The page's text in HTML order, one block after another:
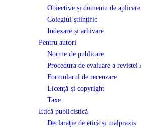
Obiective și domeniu de aplicare
Colegiul științific
Indexare și arhivare
Pentru autori
Norme de publicare
Procedura de evaluare a revistei
Formularul de recenzare
Licență și copyright
Taxe
Etică publicistică
Declarație de etică și malpraxis